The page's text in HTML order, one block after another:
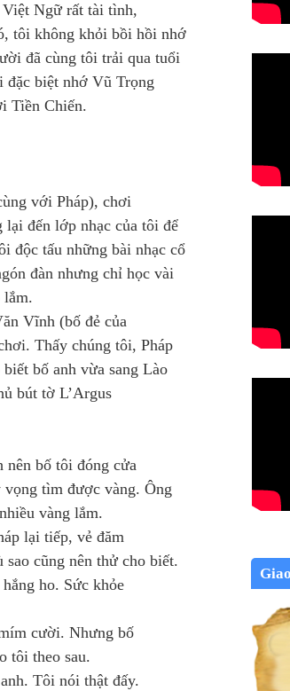
Ngữ rất tài tình,
tôi không khỏi bồi hồi nhớ
đã cùng tôi trải qua tuổi
đặc biệt nhớ Vũ Trọng
Tiền Chiến.
với Pháp), chơi
lại đến lớp nhạc của tôi để
độc tấu những bài nhạc cổ
đàn nhưng chỉ học vài
lắm.
Vĩnh (bố đẻ của
Thấy chúng tôi, Pháp
bố anh vừa sang Lào
bút tờ L’Argus
nên bố tôi đóng cửa
tìm được vàng. Ông
vàng lắm.
lại tiếp, vẻ đăm
cũng nên thử cho biết.
ho. Sức khỏe
cười. Nhưng bố
tôi theo sau.
Tôi nói thật đấy.